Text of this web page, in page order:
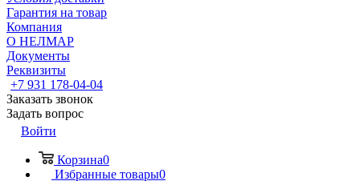
Гарантия на товар
Компания
О НЕЛМАР
Документы
Реквизиты
+7 931 178-04-04
Заказать звонок
Задать вопрос
Войти
Корзина0
Избранные товары0